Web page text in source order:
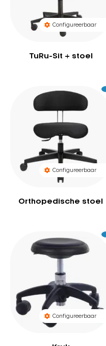
Configureerbaar
TuRu-Sit + stoel
Configureerbaar
Orthopedische stoel
Configureerbaar